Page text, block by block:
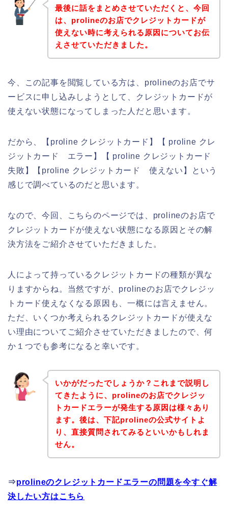
最後に話をまとめさせていただくと、今回
は、prolineのお店でクレジットカードが
使えない時に考えられる原因についてお伝
えさせていただきました。
今、この記事を閲覧している方は、prolineのお店でサ
ービスに申し込みしようとして、クレジットカードが
使えない状態になってしまった人だと思います。
だから、【proline クレジットカード】【 proline クレ
ジットカード エラー】【 proline クレジットカード
失敗】【proline クレジットカード 使えない】という
感じで調べているのだと思います。
なので、今回、こちらのページでは、prolineのお店で
クレジットカードが使えない状態になる原因とその解
決方法をご紹介させていただきました。
人によって持っているクレジットカードの種類が異な
りますからね。当然ですが、prolineのお店でクレジッ
トカード使えなくなる原因も、一概には言えません。
ただ、いくつか考えられるクレジットカードが使えな
い理由についてご紹介させていただきましたので、何
か１つでも参考になると幸いです。
いかがだったでしょうか？これまで説明し
てきたように、prolineのお店でクレジッ
トカードエラーが発生する原因は様々あり
ます。後は、下記prolineの公式サイトよ
り、直接質問されてみるといいかもしれま
せん。
⇒prolineのクレジットカードエラーの問題を今すぐ解
決したい方はこちら